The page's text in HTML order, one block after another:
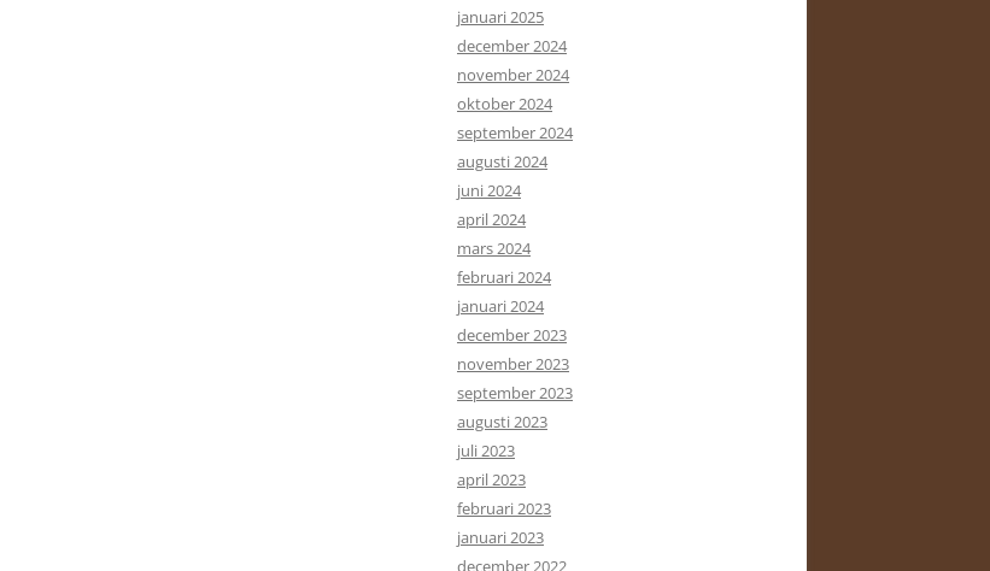
januari 2025
december 2024
november 2024
oktober 2024
september 2024
augusti 2024
juni 2024
april 2024
mars 2024
februari 2024
januari 2024
december 2023
november 2023
september 2023
augusti 2023
juli 2023
april 2023
februari 2023
januari 2023
december 2022